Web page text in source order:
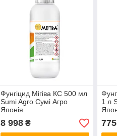
Фунгіцид Мігіва КС 500 мл
Sumi Agro Сумі Агро
Японія
8 998₴
1 л
775